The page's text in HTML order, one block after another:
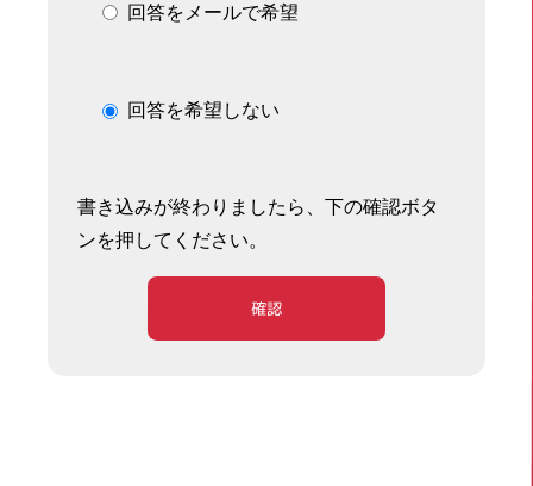
回答をメールで希望
回答を希望しない
書き込みが終わりましたら、下の確認ボタ
ンを押してください。
確認